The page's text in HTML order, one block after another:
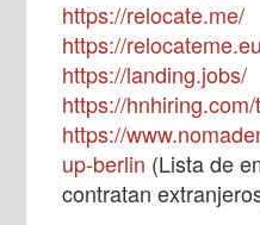
https://relocate.me/
https://
https://landing.jobs/
https://
https://
up-berlin (Lista de
contratan